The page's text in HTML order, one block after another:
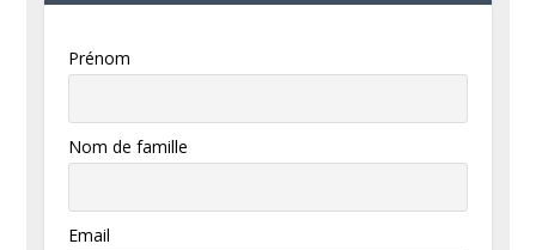
Prénom
Nom de famille
Email